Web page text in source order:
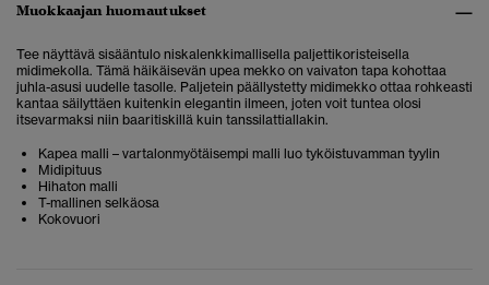
Muokkaajan huomautukset
Tee näyttävä sisääntulo niskalenkkimallisella paljettikoristeisella
midimekolla. Tämä häikäisevän upea mekko on vaivaton tapa kohottaa
juhla-asusi uudelle tasolle. Paljetein päällystetty midimekko ottaa rohkeasti
kantaa säilyttäen kuitenkin elegantin ilmeen, joten voit tuntea olosi
itsevarmaksi niin baaritiskillä kuin tanssilattiallakin.
Kapea malli – vartalonmyötäisempi malli luo tyköistuvamman tyylin
Midipituus
Hihaton malli
T-mallinen selkäosa
Kokovuori